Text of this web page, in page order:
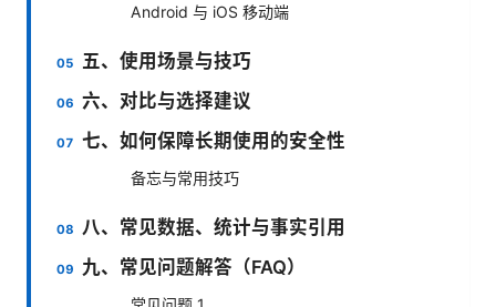
Android 与 iOS 移动端
五、使用场景与技巧
六、对比与选择建议
七、如何保障长期使用的安全性
备忘与常用技巧
八、常见数据、统计与事实引用
九、常见问题解答（FAQ）